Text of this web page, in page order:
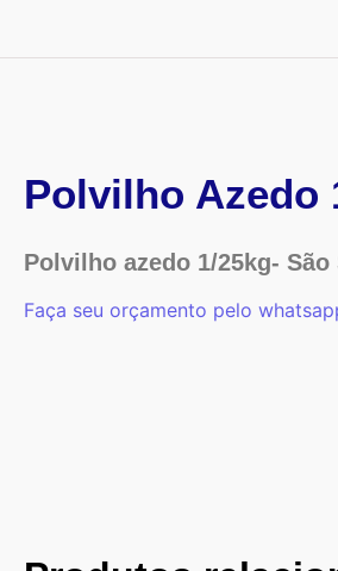
Polvilho Azedo
Polvilho azedo 1/25kg- São
Faça seu orçamento pelo